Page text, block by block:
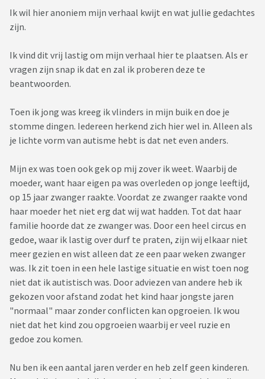
Ik wil hier anoniem mijn verhaal kwijt en wat jullie gedachtes
zijn.
Ik vind dit vrij lastig om mijn verhaal hier te plaatsen. Als er
vragen zijn snap ik dat en zal ik proberen deze te
beantwoorden.
Toen ik jong was kreeg ik vlinders in mijn buik en doe je
stomme dingen. Iedereen herkend zich hier wel in. Alleen als
je lichte vorm van autisme hebt is dat net even anders.
Mijn ex was toen ook gek op mij zover ik weet. Waarbij de
moeder, want haar eigen pa was overleden op jonge leeftijd,
op 15 jaar zwanger raakte. Voordat ze zwanger raakte vond
haar moeder het niet erg dat wij wat hadden. Tot dat haar
familie hoorde dat ze zwanger was. Door een heel circus en
gedoe, waar ik lastig over durf te praten, zijn wij elkaar niet
meer gezien en wist alleen dat ze een paar weken zwanger
was. Ik zit toen in een hele lastige situatie en wist toen nog
niet dat ik autistisch was. Door adviezen van andere heb ik
gekozen voor afstand zodat het kind haar jongste jaren
"normaal" maar zonder conflicten kan opgroeien. Ik wou
niet dat het kind zou opgroeien waarbij er veel ruzie en
gedoe zou komen.
Nu ben ik een aantal jaren verder en heb zelf geen kinderen.